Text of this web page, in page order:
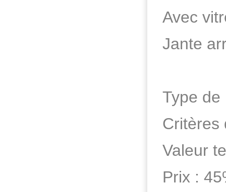
Avec
Jante
Type de
Critères
Valeur
Prix :